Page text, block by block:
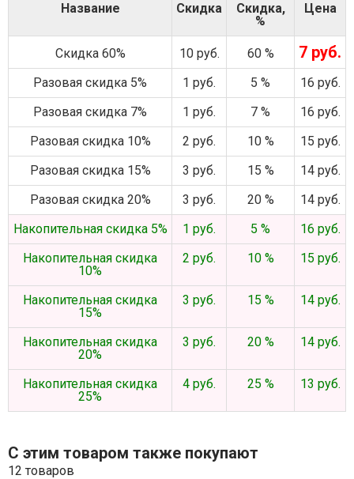
Название Скидка
Скидка,
%
Цена
Скидка 60% 10 руб. 60 % 7 руб.
Разовая скидка 5% 1 руб. 5 %
16 руб.
Разовая скидка 7%
1 руб. 7 %
16 руб.
Разовая скидка 10%
2 руб. 10 %
15 руб.
Разовая скидка 15%
3 руб. 15 %
14 руб.
Разовая скидка 20%
3 руб. 20 %
14 руб.
Накопительная скидка 5%
1 руб. 5 %
16 руб.
Накопительная скидка
10%
2 руб. 10 % 15 руб.
Накопительная скидка
15%
3 руб. 15 % 14 руб.
Накопительная скидка
20%
3 руб. 20 % 14 руб.
Накопительная скидка
25%
4 руб. 25 % 13 руб.
С этим товаром также покупают
12 товаров